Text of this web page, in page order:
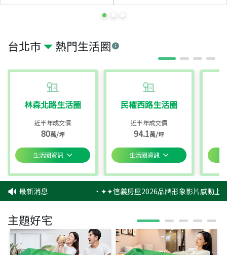
台北市 熱門生活圈
林森北路生活圈
近半年成交價
80萬/坪
生活圈資訊
民權西路生活圈
近半年成交價
94.1萬/坪
生活圈資訊
最新消息 ‧✦✦信義房屋2026品牌形象影片感動上
主題好宅